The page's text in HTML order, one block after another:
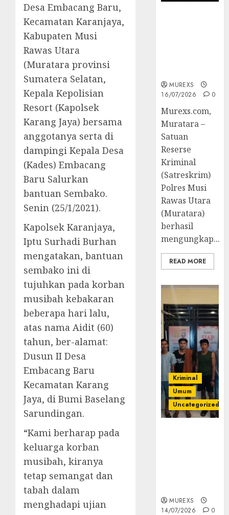
Desa Embacang Baru,
Kecamatan Karanjaya,
Kabupaten Musi
Rawas Utara
(Muratara provinsi
Sumatera Selatan,
Kepala Kepolisian
Resort (Kapolsek
Karang Jaya) bersama
anggotanya serta di
dampingi Kepala Desa
(Kades) Embacang
Baru Salurkan
bantuan Sembako.
Senin (25/1/2021).
Kapolsek Karanjaya,
Iptu Surhadi Burhan
mengatakan, bantuan
sembako ini di
tujuhkan pada korban
musibah kebakaran
beberapa hari lalu,
atas nama Aidit (60)
tahun, ber-alamat:
Dusun II Desa
Embacang Baru
Kecamatan Karang
Jaya, di Bumi Baselang
Sarundingan.
“Kami berharap pada
keluarga korban
musibah, kiranya
tetap semangat dan
tabah dalam
menghadapi ujian
MUREXS
16/07/2026
0
Murexs.com,
Muratara –
Satuan
Reserse
Kriminal
(Satreskrim)
Polres Musi
Rawas Utara
(Muratara)
berhasil
mengungkap...
READ MORE
Kriminal
Umum
Uncategorized
MUREXS
14/07/2026
0